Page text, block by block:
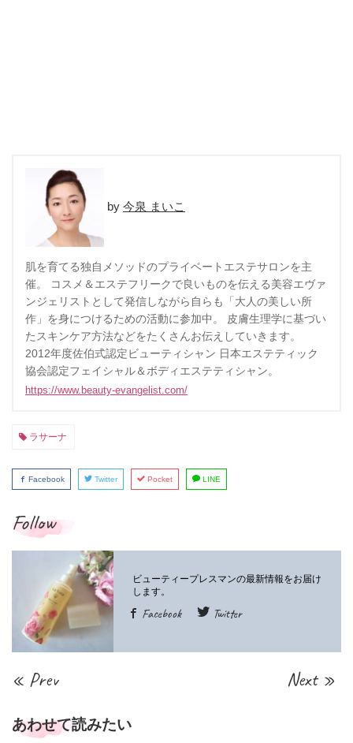
今泉 まいこ
肌を育てる独自メソッドのプライベートエステサロンを主
催。 コスメ＆エステフリークで良いものを伝える美容エヴァ
ンジェリストとして発信しながら自らも「大人の美しい所
作」を身につけるための活動に参加中。 皮膚生理学に基づい
たスキンケア方法などをたくさんお伝えしていきます。
2012年度佐伯式認定ビューティシャン 日本エステティック
協会認定フェイシャル＆ボディエステティシャン。
https://www.beauty-evangelist.com/
ラサーナ
Facebook Twitter Pocket LINE
Follow
Facebook Twitter
« Prev Next »
あわせて読みたい